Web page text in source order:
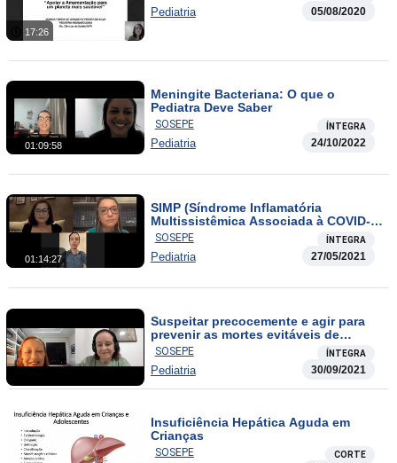
17:26
Pediatria 05/08/2020
01:09:58
Meningite Bacteriana: O que o
Pediatra Deve Saber
SOSEPE ÍNTEGRA
Pediatria 24/10/2022
01:14:27
SIMP (Síndrome Inflamatória
Multissistêmica Associada à COVID-
19)
SOSEPE ÍNTEGRA
Pediatria 27/05/2021
Suspeitar precocemente e agir para
prevenir as mortes evitáveis de
crianças e adolescentes com câncer:
a importância do Pediatra
SOSEPE ÍNTEGRA
Pediatria 30/09/2021
Insuficiência Hepática Aguda em
Crianças
SOSEPE CORTE